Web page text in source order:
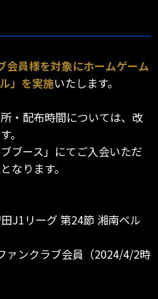
会員様を対象にホームゲーム
」を実施いたします。
・配布時間については、改
。
ブース」にてご入会いただ
なります。
J1リーグ 第24節 湘南ベル
ァンクラブ会員（2024/4/2時